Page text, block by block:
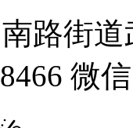
路街
微